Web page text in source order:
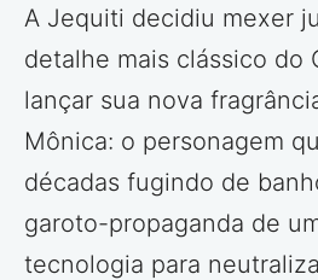
A Jequiti decidiu mexer
detalhe mais clássico do
lançar sua nova
Mônica: o personagem
décadas fugindo de
garoto-propaganda de
tecnologia para